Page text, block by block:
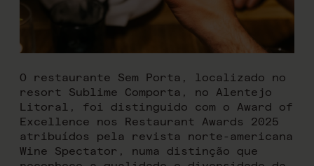
O restaurante Sem Porta, localizado no
resort Sublime Comporta, no Alentejo
Litoral, foi distinguido com o Award of
Excellence nos Restaurant Awards 2025
atribuídos pela revista norte-americana
Wine Spectator, numa distinção que